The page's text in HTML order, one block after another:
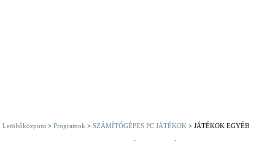
Letöltőközpont >Programok >SZÁMÍTÓGÉPES PC JÁTÉKOK > JÁTÉKOK EGYÉB